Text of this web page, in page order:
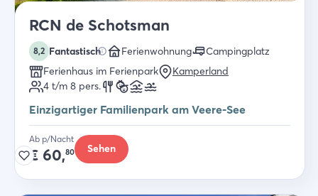
RCN de Schotsman
8,2 Fantastisch Ferienwohnung
Campingplatz
Ferienhaus im Ferienpark
Kamperland
4 t/m 8 pers.
Einzigartiger Familienpark am Veere-See
Ab p/Nacht
€ 60,80 Sehen